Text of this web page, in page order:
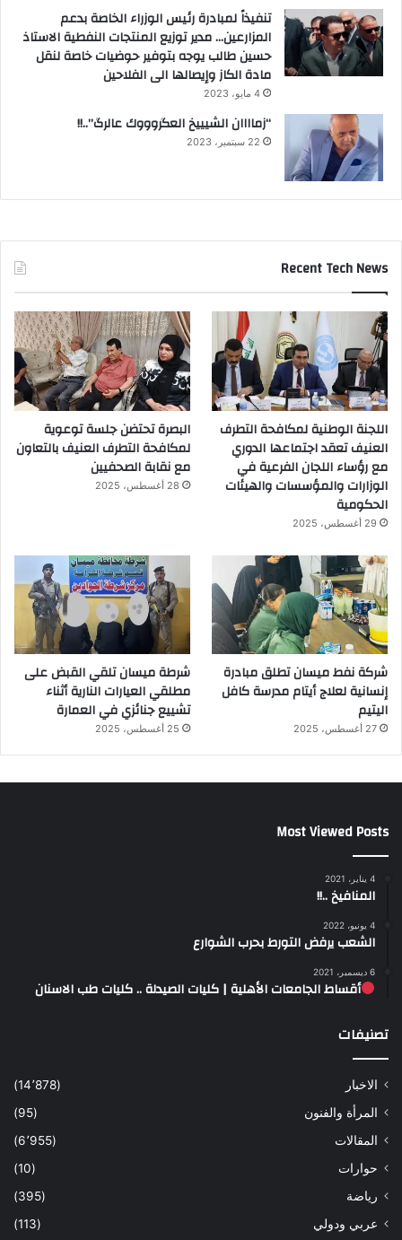
تنفيذاً لمبادرة رئيس الوزراء الخاصة بدعم
المزارعين… مدير توزيع المنتجات النفطية الاستاذ
حسين طالب يوجه بتوفير حوضيات خاصة لنقل
مادة الكاز وإيصالها الى الفلاحين
4 مايو، 2023
“زماااان الشيييخ العگروووك عالرگ”..!!
22 سبتمبر، 2023
Recent Tech News
اللجنة الوطنية لمكافحة التطرف
العنيف تعقد اجتماعها الدوري
مع رؤساء اللجان الفرعية في
الوزارات والمؤسسات والهيئات
الحكومية
29 أغسطس، 2025
البصرة تحتضن جلسة توعوية
لمكافحة التطرف العنيف بالتعاون
مع نقابة الصحفيين
28 أغسطس، 2025
شركة نفط ميسان تطلق مبادرة
إنسانية لعلاج أيتام مدرسة كافل
اليتيم
27 أغسطس، 2025
شرطة ميسان تلقي القبض على
مطلقي العيارات النارية أثناء
تشييع جنائزي في العمارة
25 أغسطس، 2025
Most Viewed Posts
4 يناير، 2021
المنافيخ ..!!
4 يونيو، 2022
الشعب يرفض التورط بحرب الشوارع
6 ديسمبر، 2021
أقساط الجامعات الأهلية | كليات الصيدلة .. كليات طب الاسنان
تصنيفات
الاخبار
(14٬878)
المرأة والفنون
(95)
المقالات
(6٬955)
حوارات
(10)
رياضة
(395)
عربي ودولي
(113)